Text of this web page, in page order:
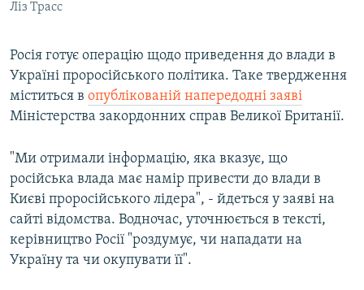
Усі сайти RFE/RL
Ліз Трасс
Росія готує операцію щодо приведення до влади в
Україні проросійського політика. Таке твердження
міститься в опублікованій напередодні заяві
Міністерства закордонних справ Великої Британії.
"Ми отримали інформацію, яка вказує, що
російська влада має намір привести до влади в
Києві проросійського лідера", - йдеться у заяві на
сайті відомства. Водночас, уточнюється в тексті,
керівництво Росії "роздумує, чи нападати на
Україну та чи окупувати її".